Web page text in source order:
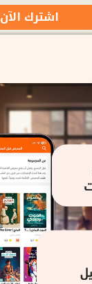
اشترك الآن